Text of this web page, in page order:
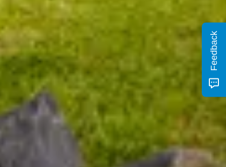
Feedback